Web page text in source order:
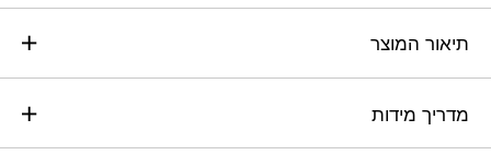
תיאור המוצר
מדריך מידות